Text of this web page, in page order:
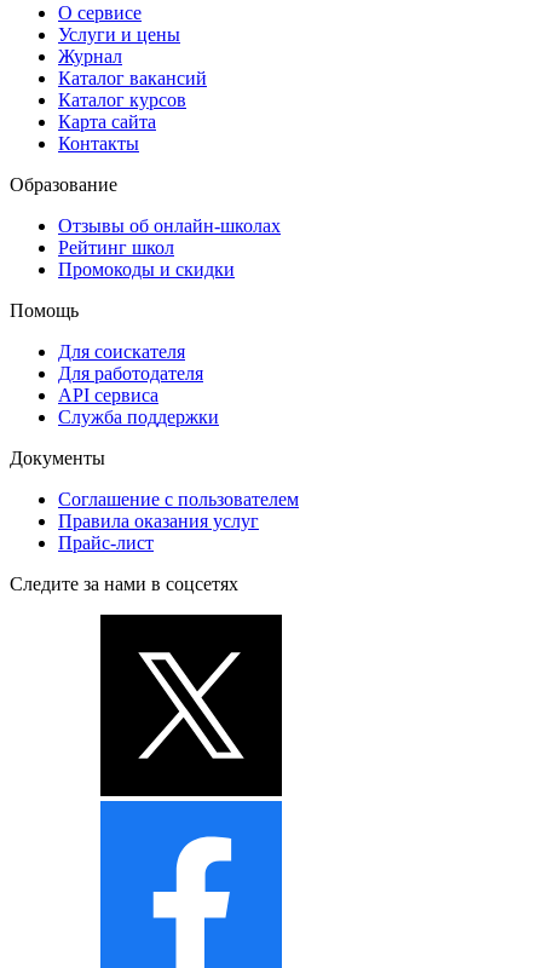
О сервисе
Услуги и цены
Журнал
Каталог вакансий
Каталог курсов
Карта сайта
Контакты
Образование
Отзывы об онлайн-школах
Рейтинг школ
Промокоды и скидки
Помощь
Для соискателя
Для работодателя
API сервиса
Служба поддержки
Документы
Соглашение с пользователем
Правила оказания услуг
Прайс-лист
Следите за нами в соцсетях